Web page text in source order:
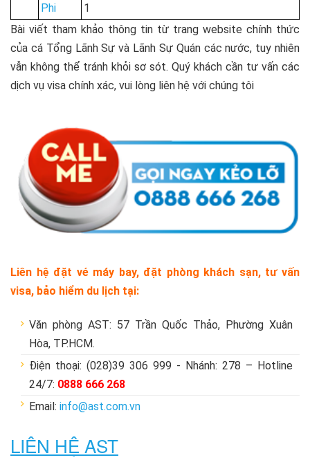
Phi
1
Bài viết tham khảo thông tin từ trang website chính thức
của cá Tổng Lãnh Sự và Lãnh Sự Quán các nước, tuy nhiên
vẫn không thể tránh khỏi sơ sót. Quý khách cần tư vấn các
dịch vụ visa chính xác, vui lòng liên hệ với chúng tôi
Liên hệ đặt vé máy bay, đặt phòng khách sạn, tư vấn
visa, bảo hiểm du lịch tại:
Văn phòng AST: 57 Trần Quốc Thảo, Phường Xuân
Hòa, TP.HCM.
Điện thoại: (028)39 306 999 - Nhánh: 278 – Hotline
24/7: 0888 666 268
Email: info@ast.com.vn
LIÊN HỆ AST